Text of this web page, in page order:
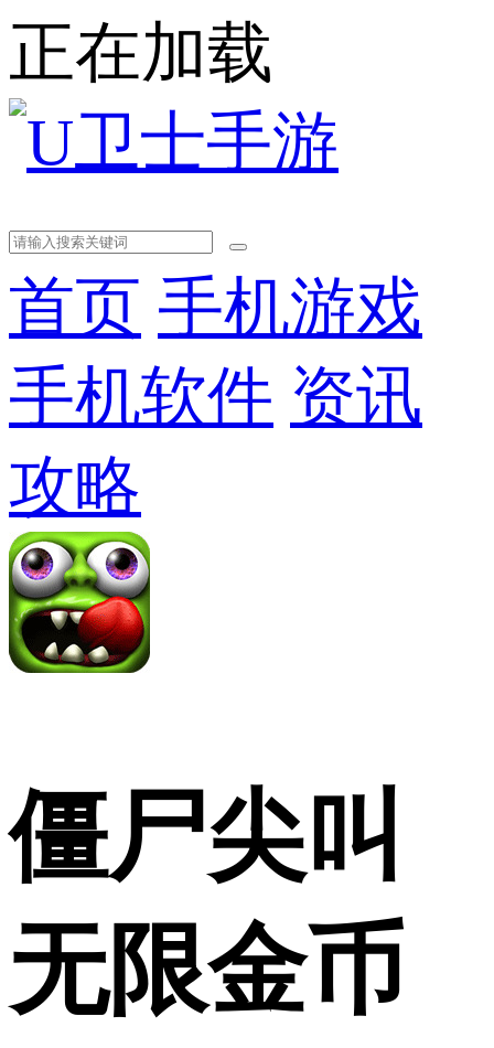
正在加载
首页 手机游戏
手机软件 资讯
攻略
僵尸尖叫
无限金币